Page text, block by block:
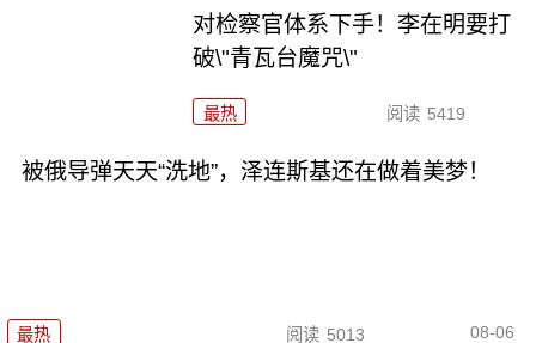
对检察官体系下手！李在明要打
破\"青瓦台魔咒\"
最热 阅读 5419
被俄导弹天天“洗地”，泽连斯基还在做着美梦！
最热 阅读 5013 08-06